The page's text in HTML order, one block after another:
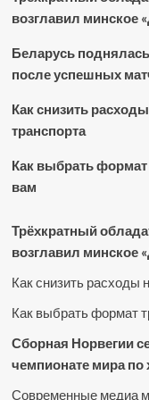
возглавил минское
Беларусь
после успешных
Как снизить
транспорта
Как выбрать
вам
Трёхкратный
возглавил минское
Как снизить расходы
Как выбрать формат
Сборная Норвегии
чемпионате мира по
Современные медиа